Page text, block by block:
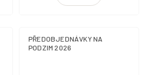
PŘEDOBJEDNÁVKY NA
PODZIM 2026